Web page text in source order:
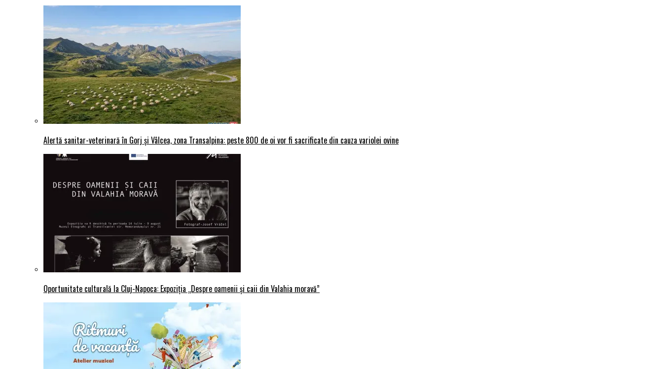
Alertă sanitar-veterinară în Gorj și Vâlcea, zona Transalpina: peste 800 de oi vor fi sacrificate din cauza variolei ovine
Oportunitate culturală la Cluj-Napoca: Expoziția „Despre oamenii și caii din Valahia moravă”